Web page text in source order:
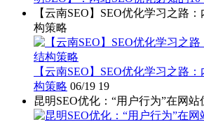
【云南SEO】SEO优化学习之路
构策略
【云南SEO】SEO优化学习之路
构策略 06/19 19
昆明SEO优化：“用户行为”在网站